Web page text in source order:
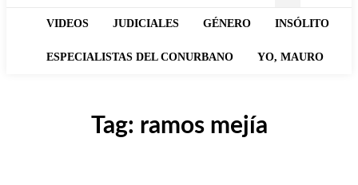
VIDEOS JUDICIALES GÉNERO INSÓLITO
ESPECIALISTAS DEL CONURBANO YO, MAURO
Tag: ramos mejía